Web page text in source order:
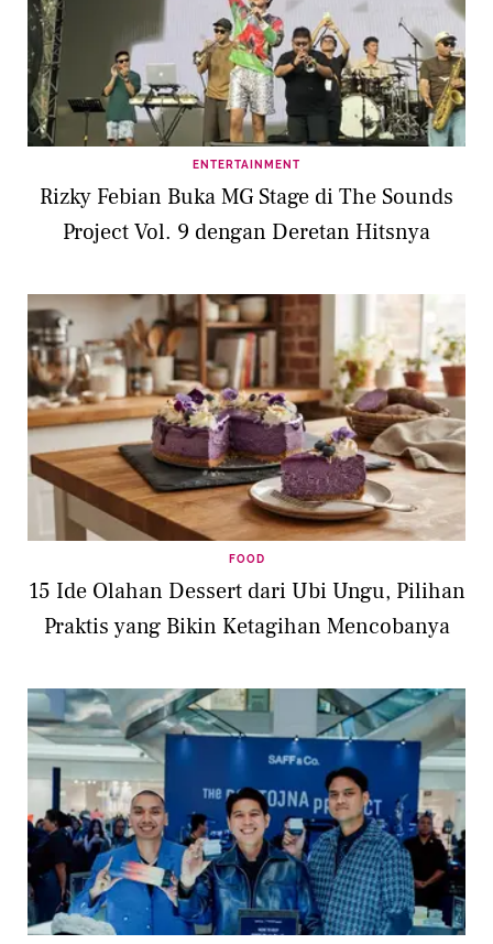
ENTERTAINMENT
Rizky Febian Buka MG Stage di The Sounds
Project Vol. 9 dengan Deretan Hitsnya
FOOD
15 Ide Olahan Dessert dari Ubi Ungu, Pilihan
Praktis yang Bikin Ketagihan Mencobanya